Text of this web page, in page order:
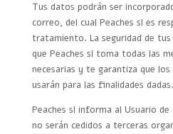
Tus datos podrán ser
correo, del cual Peaches sl es
tratamiento. La seguridad de
que Peaches sl toma todas las
necesarias y te garantiza que
usarán para las finalidades dadas.
Peaches sl informa al Usuario
no serán cedidos a terceras